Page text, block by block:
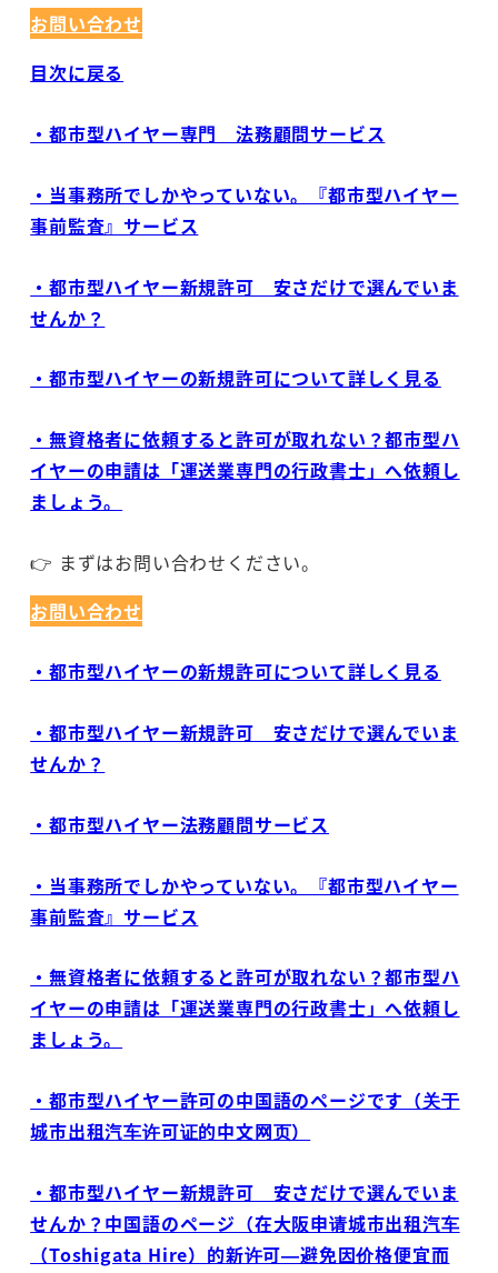
お問い合わせ
目次に戻る
・都市型ハイヤー専門 法務顧問サービス
・当事務所でしかやっていない。『都市型ハイヤー
事前監査』サービス
・都市型ハイヤー新規許可 安さだけで選んでいま
せんか？
・都市型ハイヤーの新規許可について詳しく見る
・無資格者に依頼すると許可が取れない？都市型ハ
イヤーの申請は「運送業専門の行政書士」へ依頼し
ましょう。
👉 まずはお問い合わせください。
お問い合わせ
・都市型ハイヤーの新規許可について詳しく見る
・都市型ハイヤー新規許可 安さだけで選んでいま
せんか？
・都市型ハイヤー法務顧問サービス
・当事務所でしかやっていない。『都市型ハイヤー
事前監査』サービス
・無資格者に依頼すると許可が取れない？都市型ハ
イヤーの申請は「運送業専門の行政書士」へ依頼し
ましょう。
・都市型ハイヤー許可の中国語のページです（关于
城市出租汽车许可证的中文网页）
・都市型ハイヤー新規許可 安さだけで選んでいま
せんか？中国語のページ（在大阪申请城市出租汽车
（Toshigata Hire）的新许可—避免因价格便宜而